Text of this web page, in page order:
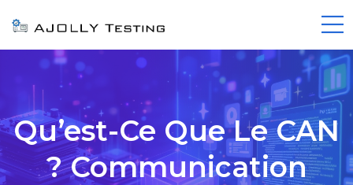
Qu’est-Ce Que Le CAN
? Communication